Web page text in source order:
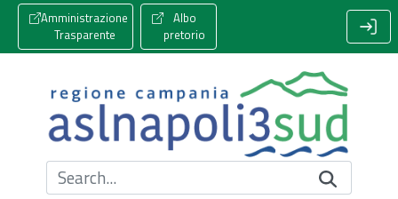
Amministrazione
Trasparente
Albo
pretorio
Cerca nel sito